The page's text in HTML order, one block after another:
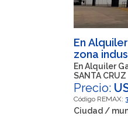
En
zona
Aragua,
En Alquiler
SANTA CRUZ
Precio:
Código REMAX:
Ciudad /